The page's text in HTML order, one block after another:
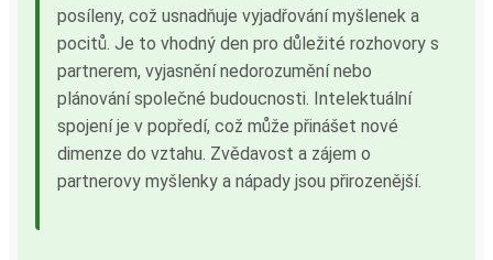
posíleny, což usnadňuje vyjadřování myšlenek a
pocitů. Je to vhodný den pro důležité rozhovory s
partnerem, vyjasnění nedorozumění nebo
plánování společné budoucnosti. Intelektuální
spojení je v popředí, což může přinášet nové
dimenze do vztahu. Zvědavost a zájem o
partnerovy myšlenky a nápady jsou přirozenější.